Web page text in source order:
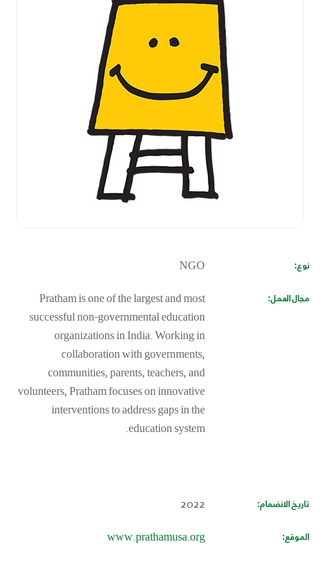
نوع: NGO
مجال العمل:
Pratham is one of the largest and most
successful non-governmental education
organizations in India. Working in
collaboration with governments,
communities, parents, teachers, and
volunteers, Pratham focuses on innovative
interventions to address gaps in the
education system.
تاريخ الانضمام: 2022
الموقع: www.prathamusa.org